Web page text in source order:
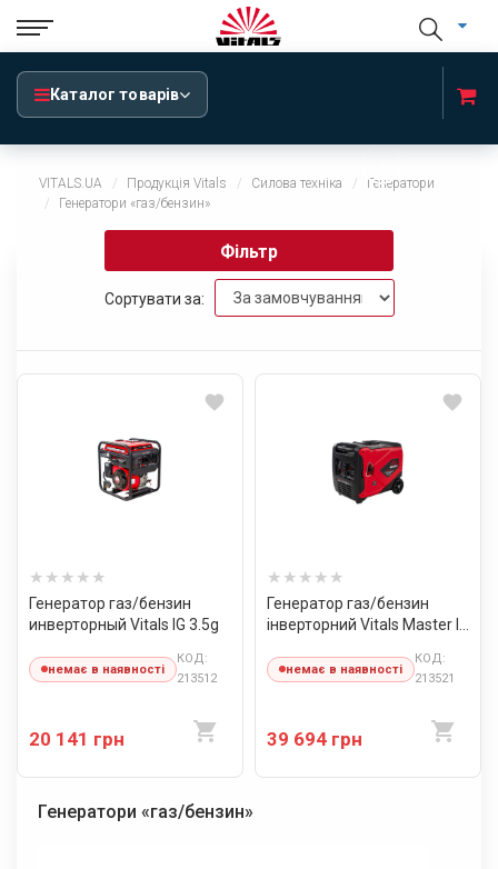
Каталог товарів
VITALS.UA Продукція Vitals Силова техніка
Генератори
Генератори «газ/бензин»
x
Фільтр
Сортувати за:
Генератор газ/бензин
инверторный Vitals IG 3.5g
немає в наявності
КОД:
213512
20 141 грн
Генератор газ/бензин
інверторний Vitals Master IG
немає в наявності
КОД:
213521
39 694 грн
Генератори «газ/бензин»